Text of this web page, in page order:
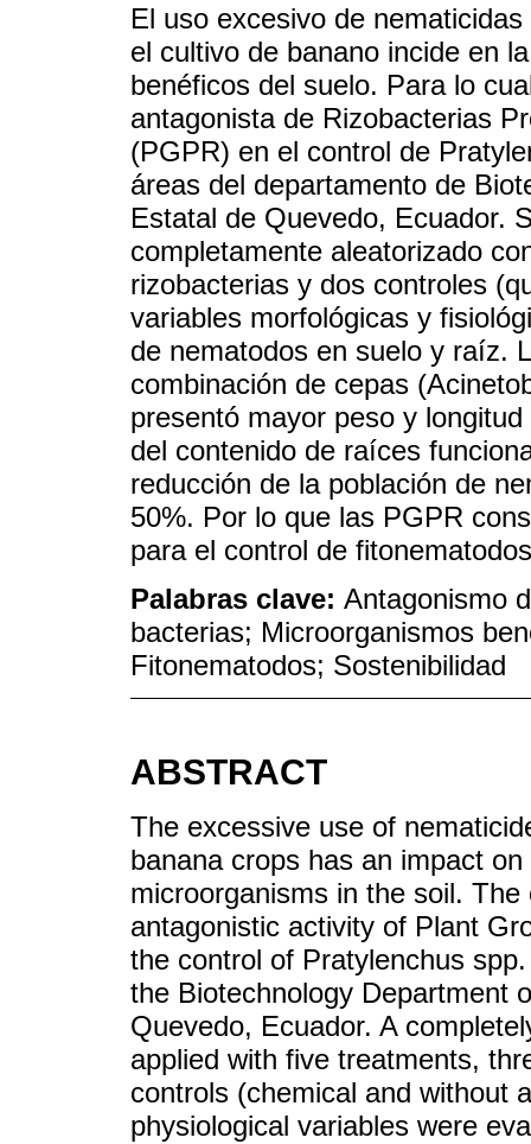
El uso excesivo de
el cultivo de banano incide en
benéficos del suelo. Para lo
antagonista de Rizobacterias
(PGPR) en el control de
áreas del departamento de
Estatal de Quevedo, Ecuador.
completamente aleatorizado
rizobacterias y dos controles
variables morfológicas y
de nematodos en suelo y raíz.
combinación de cepas
presentó mayor peso y
del contenido de raíces
reducción de la población de
50%. Por lo que las PGPR
para el control de
Palabras clave: Antagonismo
bacterias; Microorganismos
Fitonematodos; Sostenibilidad
ABSTRACT
The excessive use of
banana crops has an impact
microorganisms in the soil.
antagonistic activity of Plant
the control of Pratylenchus
the Biotechnology Department
Quevedo, Ecuador. A
applied with five treatments,
controls (chemical and without
physiological variables were